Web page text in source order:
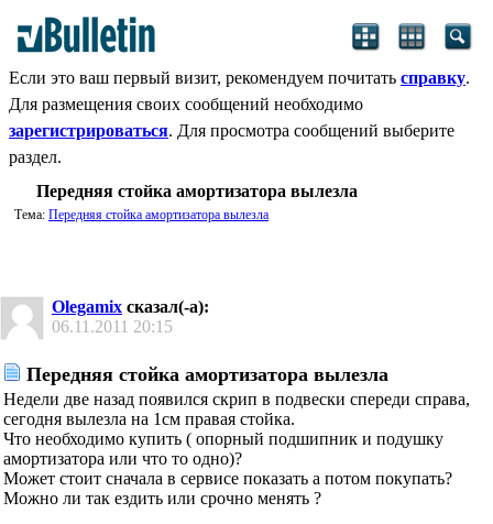
Если это ваш первый визит, рекомендуем почитать справку.
Для размещения своих сообщений необходимо
зарегистрироваться. Для просмотра сообщений выберите
раздел.
Передняя стойка амортизатора вылезла
Тема: Передняя стойка амортизатора вылезла
Olegamix сказал(-а):
06.11.2011 20:15
Передняя стойка амортизатора вылезла
Недели две назад появился скрип в подвески спереди справа,
сегодня вылезла на 1см правая стойка.
Что необходимо купить ( опорный подшипник и подушку
амортизатора или что то одно)?
Может стоит сначала в сервисе показать а потом покупать?
Можно ли так ездить или срочно менять ?